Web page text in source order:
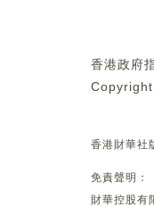
香港政府
香港財華社
免責聲明：
財華控股有